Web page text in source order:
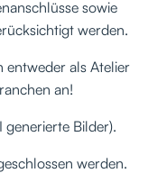
sowie
werden.
entweder als Atelier
an!
generierte Bilder).
werden.